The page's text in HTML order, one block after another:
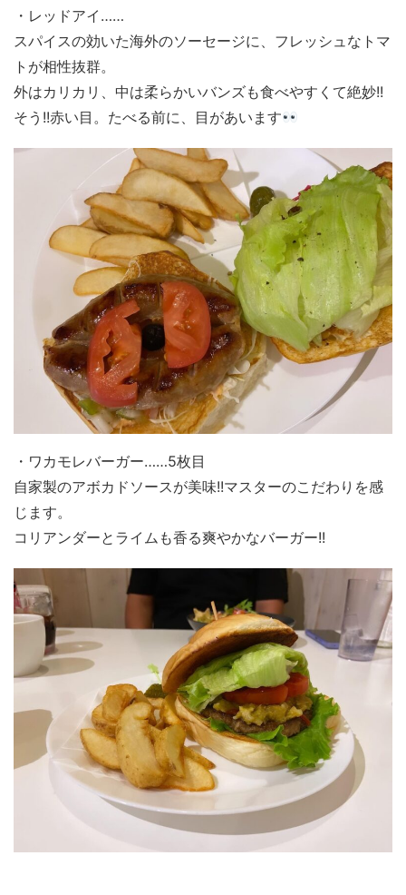
・レッドアイ……
スパイスの効いた海外のソーセージに、フレッシュなトマ
トが相性抜群。
外はカリカリ、中は柔らかいバンズも食べやすくて絶妙!!
そう!!赤い目。たべる前に、目があいます
・ワカモレバーガー……5枚目
自家製のアボカドソースが美味!!マスターのこだわりを感
じます。
コリアンダーとライムも香る爽やかなバーガー!!